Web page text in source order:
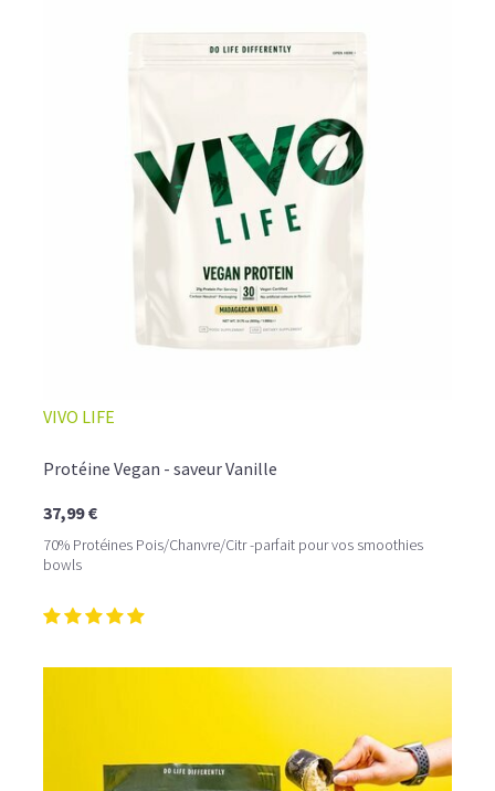
VIVO LIFE
Protéine Vegan - saveur Vanille
37,99 €
70% Protéines Pois/Chanvre/Citr -parfait pour vos smoothies
bowls